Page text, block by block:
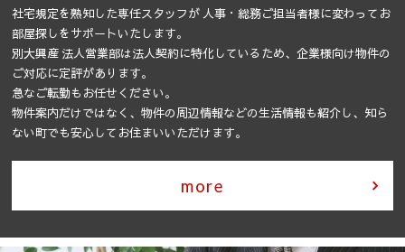
社宅規定を熟知した専任スタッフが 人事・総務ご担当者様に変わってお
部屋探しをサポートいたします。
別大興産 法人営業部は法人契約に特化しているため、企業様向け物件の
ご対応に定評があります。
急なご転勤もお任せください。
物件案内だけではなく、物件の周辺情報などの生活情報も紹介し、 知ら
ない町でも安心してお住まいいただけます。
more